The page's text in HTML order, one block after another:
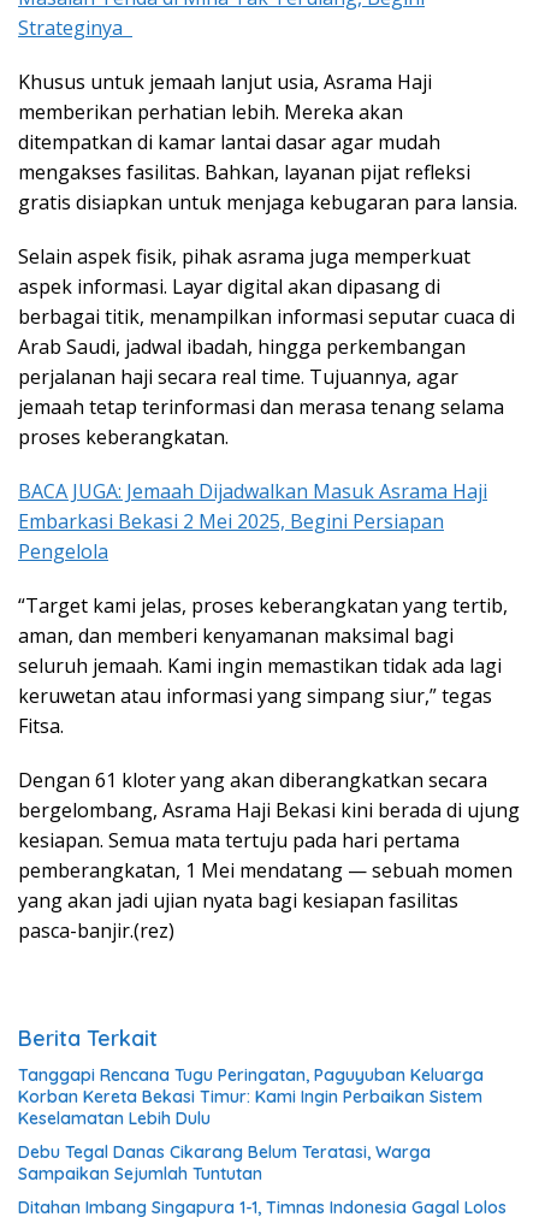
Strateginya
Khusus untuk jemaah lanjut usia, Asrama Haji
memberikan perhatian lebih. Mereka akan
ditempatkan di kamar lantai dasar agar mudah
mengakses fasilitas. Bahkan, layanan pijat refleksi
gratis disiapkan untuk menjaga kebugaran para lansia.
Selain aspek fisik, pihak asrama juga memperkuat
aspek informasi. Layar digital akan dipasang di
berbagai titik, menampilkan informasi seputar cuaca di
Arab Saudi, jadwal ibadah, hingga perkembangan
perjalanan haji secara real time. Tujuannya, agar
jemaah tetap terinformasi dan merasa tenang selama
proses keberangkatan.
BACA JUGA: Jemaah Dijadwalkan Masuk Asrama Haji
Embarkasi Bekasi 2 Mei 2025, Begini Persiapan
Pengelola
“Target kami jelas, proses keberangkatan yang tertib,
aman, dan memberi kenyamanan maksimal bagi
seluruh jemaah. Kami ingin memastikan tidak ada lagi
keruwetan atau informasi yang simpang siur,” tegas
Fitsa.
Dengan 61 kloter yang akan diberangkatkan secara
bergelombang, Asrama Haji Bekasi kini berada di ujung
kesiapan. Semua mata tertuju pada hari pertama
pemberangkatan, 1 Mei mendatang — sebuah momen
yang akan jadi ujian nyata bagi kesiapan fasilitas
pasca-banjir.(rez)
Berita Terkait
Tanggapi Rencana Tugu Peringatan, Paguyuban Keluarga
Korban Kereta Bekasi Timur: Kami Ingin Perbaikan Sistem
Keselamatan Lebih Dulu
Debu Tegal Danas Cikarang Belum Teratasi, Warga
Sampaikan Sejumlah Tuntutan
Ditahan Imbang Singapura 1-1, Timnas Indonesia Gagal Lolos